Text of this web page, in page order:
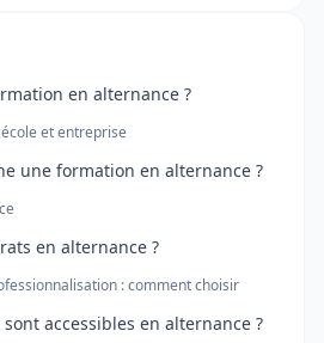
en alternance ?
et entreprise
une formation en alternance ?
en alternance ?
: comment choisir
accessibles en alternance ?